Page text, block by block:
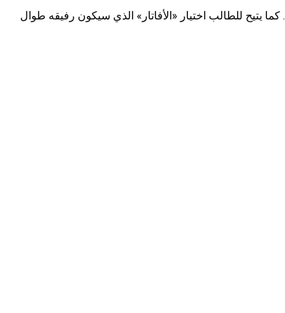
يقدّم LabsForHome خيار تخصيص المنصة لإبراز الهوية الثقافية للبلد، ما يعزّز فهم الطلاب لتراثهم وتاريخهم، ويدفع بلدهم إلى صدارة تعليم STEM. كما يتيح للطالب اختيار «الأفاتار» الذي سيكون رفيقه طوال